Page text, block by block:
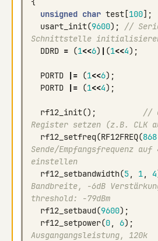
unsigned char test [100];
usart_init(9600);
//
Schnittstelle
DDRD = (1<<6) | (1<<4);
PORTD |= (1<<6);
PORTD
|= (1<<4);
rf12_init();
//
Register setzen (z.B. CLK
rf12_setfreq(RF12FREQ(868
Sende/Empfangsfrequenz auf
einstellen
rf12_setbandwidth(5, 1, 4
Bandbreite, -6dB
threshold: -79dBm
rf12_setbaud(9600);
rf12_setpower(0, 6);
Ausgangangsleistung, 120k